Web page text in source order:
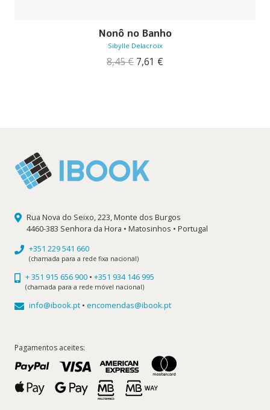
Nonô no Banho
Sibylle Delacroix
8,45€ O
7,61 €
Rua Nova do Seixo, 223, Monte dos Burgos
4460-383 Senhora da Hora • Matosinhos • Portugal
+351 229 541 660
(chamada para a rede fixa nacional)
+ 351 915 656 900 • +351 934 146 995
(chamada para a rede móvel nacional)
info@ibook.pt • encomendas@ibook.pt
Pagamentos aceites: